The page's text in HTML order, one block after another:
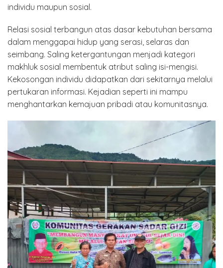
individu maupun sosial.
Relasi sosial terbangun atas dasar kebutuhan bersama
dalam menggapai hidup yang serasi, selaras dan
seimbang. Saling ketergantungan menjadi kategori
makhluk sosial membentuk atribut saling isi-mengisi.
Kekosongan individu didapatkan dari sekitarnya melalui
pertukaran informasi. Kejadian seperti ini mampu
menghantarkan kemajuan pribadi atau komunitasnya.